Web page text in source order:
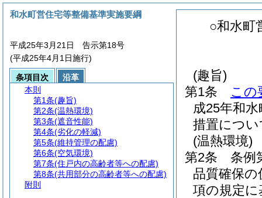
○和水町
(趣旨)
第1条
この
成25年和
措置につ
(温熱環境)
第2条
条例
品質確保
項の規定
和水町営住宅等整備基準実施要綱
平成25年3月21日 告示第18号
(平成25年4月1日施行)
条項目次
沿革
本則
第1条(趣旨)
第2条(温熱環境)
第3条(遮音性能)
第4条(劣化の軽減)
第5条(維持管理の配慮)
第6条(空気環境)
第7条(住戸内の高齢者等への配慮)
第8条(共用部分の高齢者等への配慮)
附則